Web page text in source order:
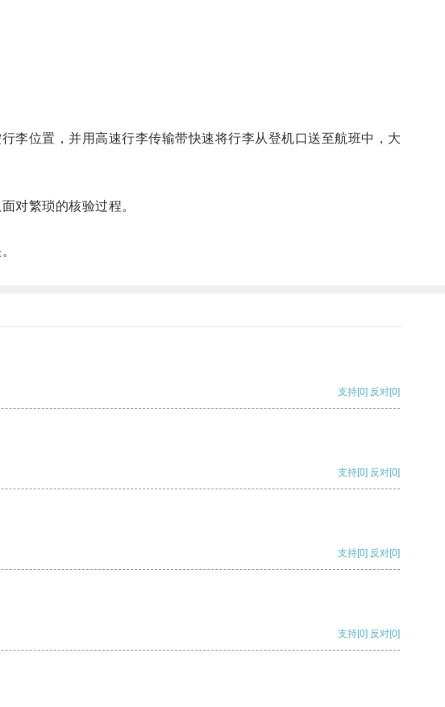
位置，并用高速行李传输带快速将行李从登机口送至航班中，大
对繁琐的核验过程。
支持[0] 反对[0]
支持[0] 反对[0]
支持[0] 反对[0]
支持[0] 反对[0]